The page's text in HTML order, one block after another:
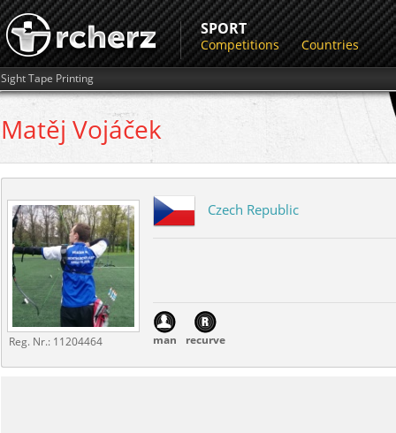
SPORT
Competitions Countries
Sight Tape Printing
Matěj Vojáček
Reg. Nr.: 11204464
Czech Republic
man recurve